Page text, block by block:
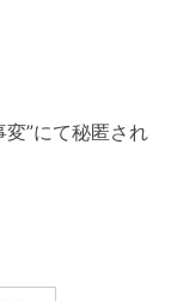
”にて秘匿され